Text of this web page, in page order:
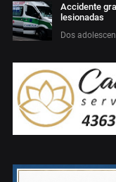
Accidente
lesionadas
Dos